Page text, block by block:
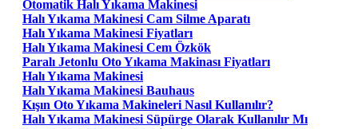
Otomatik Halı Yıkama Makinesi
Halı Yıkama Makinesi Cam Silme Aparatı
Halı Yıkama Makinesi Fiyatları
Halı Yıkama Makinesi Cem Özkök
Paralı Jetonlu Oto Yıkama Makinası Fiyatları
Halı Yıkama Makinesi
Halı Yıkama Makinesi Bauhaus
Kışın Oto Yıkama Makineleri Nasıl Kullanılır?
Halı Yıkama Makinesi Süpürge Olarak Kullanılır Mı